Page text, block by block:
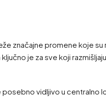
značajne promene koje su
je za sve koji
vidljivo u centralno